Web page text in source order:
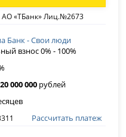
АО «ТБанк» Лиц.№2673
Банк - Свои люди
взнос 0% - 100%
20 000 000 рублей
Рассчитать платеж